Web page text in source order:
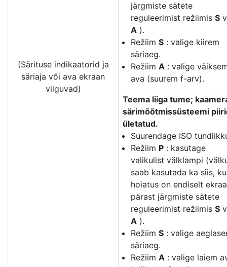
(Särituse indikaatorid ja
säriaja või ava ekraan
vilguvad)
järgmiste sätete
reguleerimist režiimis S
A ).
Režiim S : valige kiirem
säriaeg.
Režiim A : valige
ava (suurem f-arv).
Teema liiga tume;
särimõõtmissüsteemi
ületatud.
Suurendage ISO
Režiim P : kasutage
valikulist välklampi
saab kasutada ka siis,
hoiatus on endiselt
pärast järgmiste sätete
reguleerimist režiimis S
A ).
Režiim S : valige
säriaeg.
Režiim A : valige laiem